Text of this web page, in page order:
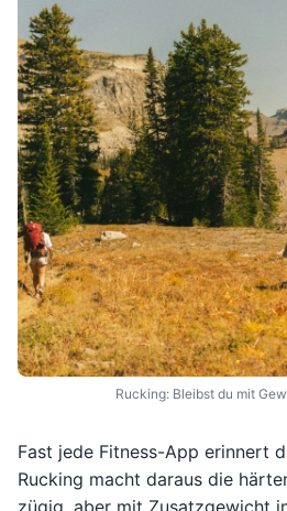
Rucking: Bleibst du mit
Fast jede Fitness-App erinnert
Rucking macht daraus die
zügig, aber mit Zusatzgewicht